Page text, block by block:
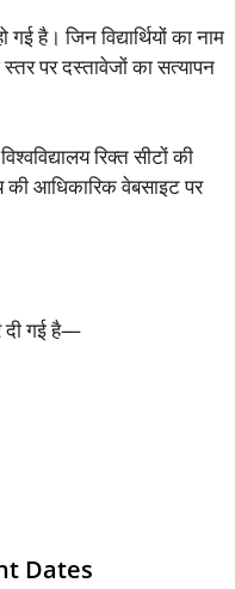
है। जिन विद्यार्थियों का नाम
पर दस्तावेजों का सत्यापन
रिक्त सीटों की
की आधिकारिक वेबसाइट पर
दी गई है—
Dates